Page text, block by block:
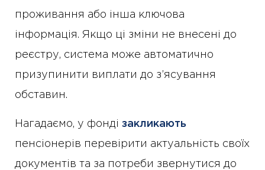
проживання або інша ключова
інформація. Якщо ці зміни не внесені до
реєстру, система може автоматично
призупинити виплати до з’ясування
обставин.
Нагадаємо, у фонді закликають
пенсіонерів перевірити актуальність своїх
документів та за потреби звернутися до